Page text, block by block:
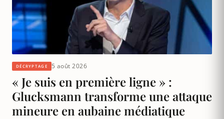
DÉCRYPTAGE 5 août 2026
« Je suis en première ligne » :
Glucksmann transforme une attaque
mineure en aubaine médiatique